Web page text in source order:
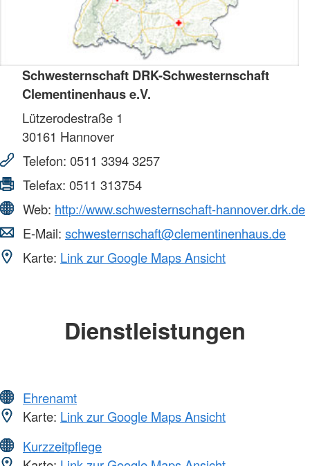
Schwesternschaft DRK-Schwesternschaft
Clementinenhaus e.V.
Lützerodestraße 1
30161 Hannover
Telefon: 0511 3394 3257
Telefax: 0511 313754
Web: http://www.schwesternschaft-hannover.drk.de
E-Mail: schwesternschaft@clementinenhaus.de
Karte: Link zur Google Maps Ansicht
Dienstleistungen
Ehrenamt
Karte: Link zur Google Maps Ansicht
Kurzzeitpflege